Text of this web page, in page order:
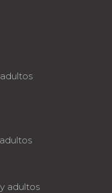
adultos